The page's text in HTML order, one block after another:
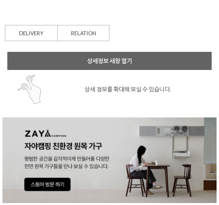
DELIVERY RELATION
상세정보 새창 열기
상세 정보를 확대해 보실 수 있습니다.